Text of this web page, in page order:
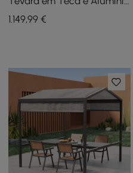
Areia, para 6-8 Pessoas
1.149,99 €